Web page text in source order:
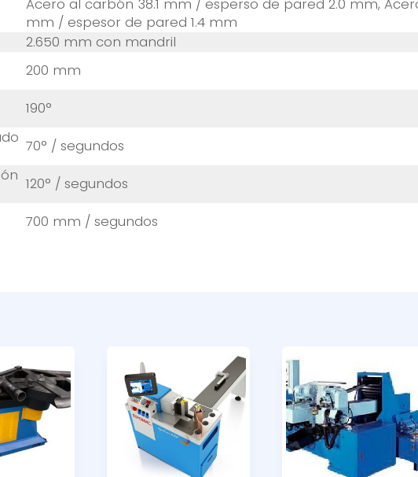
Acero al carbón 38.1 mm / esperso de pared 2.0 mm,
mm / espesor de pared 1.4 mm
2.650 mm con mandril
200 mm
190°
70° / segundos
120° / segundos
700 mm / segundos